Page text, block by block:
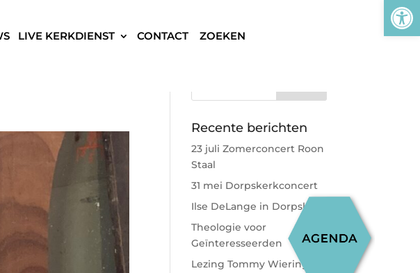
LIVE KERKDIENST CONTACT
Recente berichten
23 juli Zomerconcert Roon
Staal
31 mei Dorpskerkconcert
Ilse DeLange in Dorpskerk
Theologie voor
Geïnteresseerden
Lezing Tommy Wieringa 9